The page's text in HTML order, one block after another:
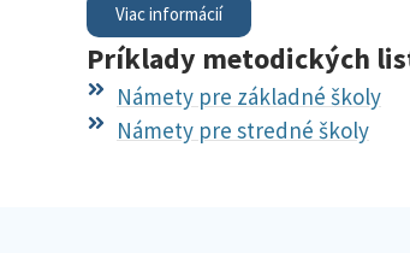
Viac informácií
Príklady metodických
Námety pre základné školy
Námety pre stredné školy